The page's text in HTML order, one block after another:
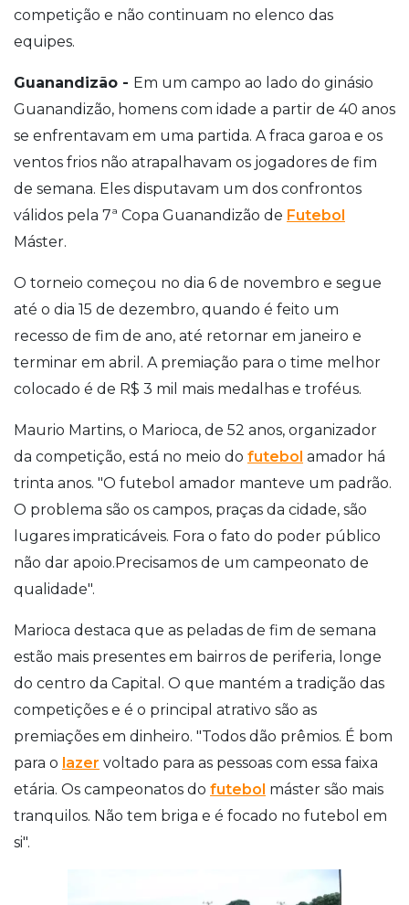
competição e não continuam no elenco das
equipes.
Guanandizão - Em um campo ao lado do ginásio
Guanandizão, homens com idade a partir de 40 anos
se enfrentavam em uma partida. A fraca garoa e os
ventos frios não atrapalhavam os jogadores de fim
de semana. Eles disputavam um dos confrontos
válidos pela 7ª Copa Guanandizão de Futebol
Máster.
O torneio começou no dia 6 de novembro e segue
até o dia 15 de dezembro, quando é feito um
recesso de fim de ano, até retornar em janeiro e
terminar em abril. A premiação para o time melhor
colocado é de R$ 3 mil mais medalhas e troféus.
Maurio Martins, o Marioca, de 52 anos, organizador
da competição, está no meio do futebol amador há
trinta anos. "O futebol amador manteve um padrão.
O problema são os campos, praças da cidade, são
lugares impraticáveis. Fora o fato do poder público
não dar apoio.Precisamos de um campeonato de
qualidade".
Marioca destaca que as peladas de fim de semana
estão mais presentes em bairros de periferia, longe
do centro da Capital. O que mantém a tradição das
competições e é o principal atrativo são as
premiações em dinheiro. "Todos dão prêmios. É bom
para o lazer voltado para as pessoas com essa faixa
etária. Os campeonatos do futebol máster são mais
tranquilos. Não tem briga e é focado no futebol em
si".